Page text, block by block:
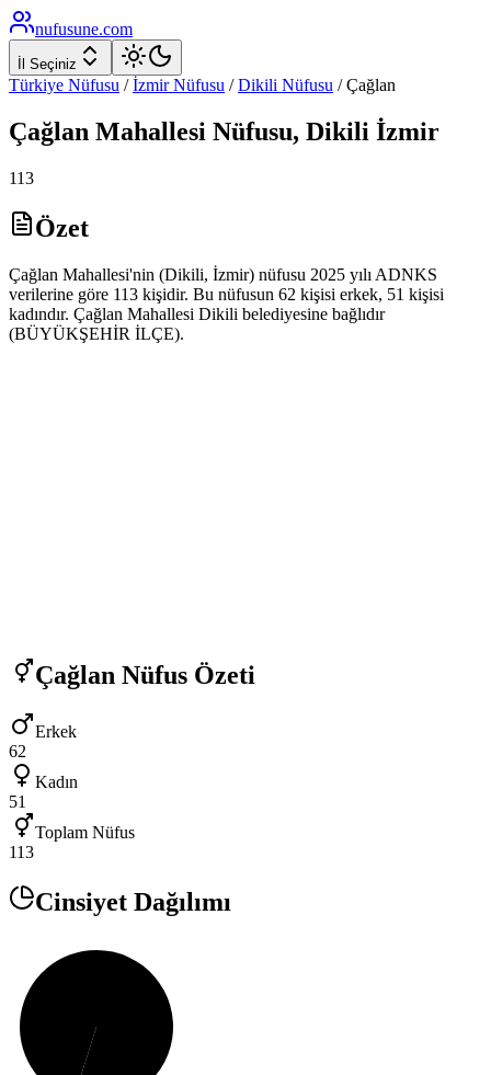
nufusune.com
İl Seçiniz
Türkiye Nüfusu / İzmirNüfusu / Dikili Nüfusu /Çağlan
Çağlan Mahallesi Nüfusu, Dikili İzmir
113
Özet
Çağlan Mahallesi'nin (Dikili, İzmir) nüfusu 2025 yılı ADNKS
verilerine göre 113 kişidir. Bu nüfusun 62 kişisi erkek, 51 kişisi
kadındır. Çağlan Mahallesi Dikili belediyesine bağlıdır
(BÜYÜKŞEHİR İLÇE).
Çağlan Nüfus Özeti
Erkek
62
Kadın
51
Toplam Nüfus
113
Cinsiyet Dağılımı